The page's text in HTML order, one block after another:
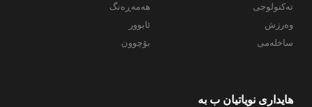
تەکنولوجی
وەرزش
ساخلەمی
هەمەڕەنگ
ئابوور
بۆچوون
هایداری نویاتیان ب بە